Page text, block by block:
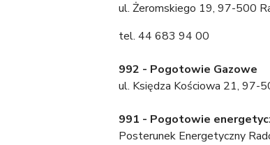
ul. Żeromskiego 19, 97-500
tel. 44 683 94 00
992 - Pogotowie Gazowe
ul. Księdza Kościowa 21, 97-
991 - Pogotowie
Posterunek Energetyczny